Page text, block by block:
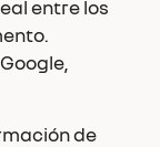
entre los
de